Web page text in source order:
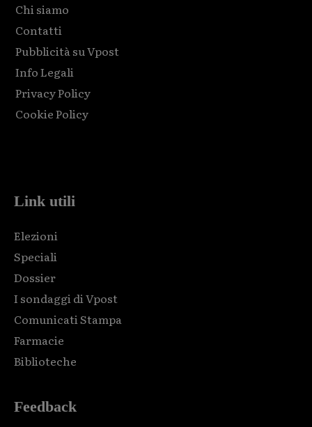
Chi siamo
Contatti
Pubblicità su Vpost
Info Legali
Privacy Policy
Cookie Policy
Link utili
Elezioni
Speciali
Dossier
I sondaggi di Vpost
Comunicati Stampa
Farmacie
Biblioteche
Feedback